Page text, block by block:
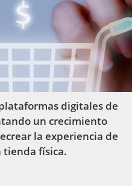
digitales de
un crecimiento
la experiencia de
tienda física.